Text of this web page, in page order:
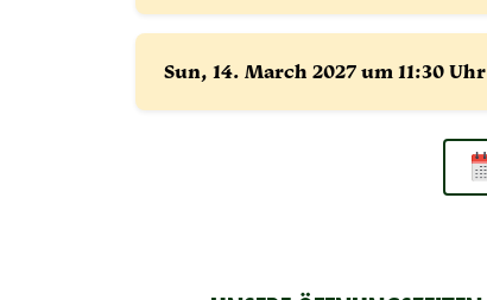
Sun, 14. March 2027 um 11:30 Uhr